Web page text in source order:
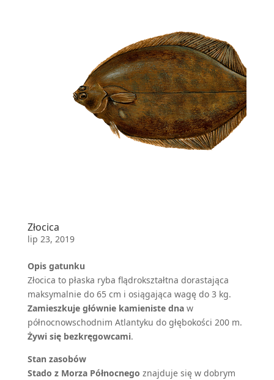
Złocica
lip 23, 2019
Opis gatunku
Złocica to płaska ryba flądrokształtna dorastająca
maksymalnie do 65 cm i osiągająca wagę do 3 kg.
Zamieszkuje głównie kamieniste dnaw
północnowschodnim Atlantyku do głębokości 200 m.
Żywi się bezkręgowcami.
Stan zasobów
Stado z Morza Północnego znajduje się w dobrym